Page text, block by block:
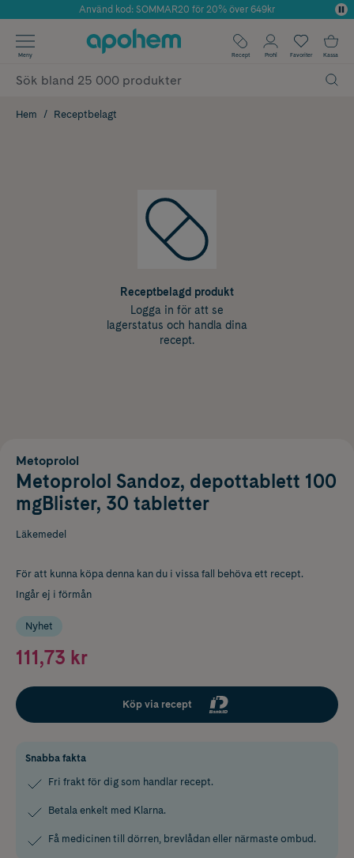
Årets Butik 2025 inom Skönhet
Använd kod: SOMMAR20 för 20% över 649kr
✓ Fri frakt
✓ Poäng på alla köp*
Meny Recept Profil Favoriter Kassa
Hem Receptbelagt
Receptbelagd produkt
Logga in för att se
lagerstatus och handla dina
recept.
Metoprolol
Metoprolol Sandoz, depottablett 100
mgBlister, 30 tabletter
Läkemedel
För att kunna köpa denna kan du i vissa fall behöva ett recept.
Ingår ej i förmån
Nyhet
111,73 kr
Köp via recept
Snabba fakta
Fri frakt för dig som handlar recept.
Betala enkelt med Klarna.
Få medicinen till dörren, brevlådan eller närmaste ombud.